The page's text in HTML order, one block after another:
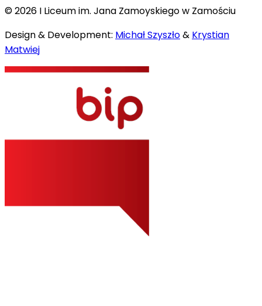
©2026 I Liceum im. Jana Zamoyskiego w Zamościu
Design & Development: Michał Szyszło& Krystian
Matwiej